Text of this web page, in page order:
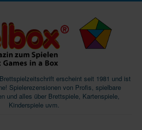
erscheint seit 1981 und ist
Spielerezensionen von Profis, spielbare
und alles über Brettspiele, Kartenspiele,
Kinderspiele uvm.